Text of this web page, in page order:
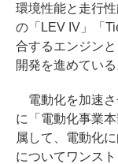
環境性能と走行
の「LEV IV」「
合するエンジン
開発を進めている
電動化を加速さ
に「電動化事業
属して、電動化
についてワンス